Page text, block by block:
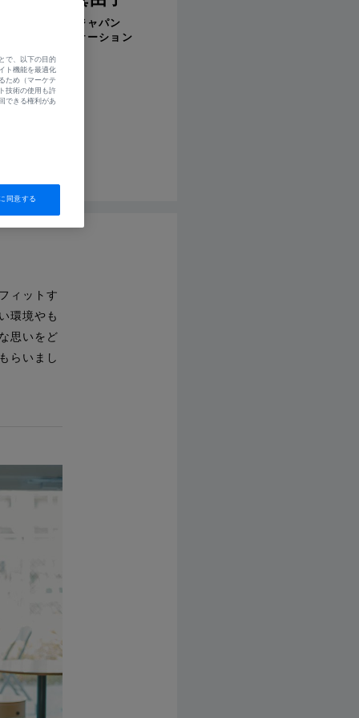
イスビジョンジャパン
ングコミュニケーション
ェアする
ィットす
環境やも
思いをど
らいまし
で、以下の目的
ト機能を最適化
ため（マーケテ
技術の使用も許
できる権利があ
同意する